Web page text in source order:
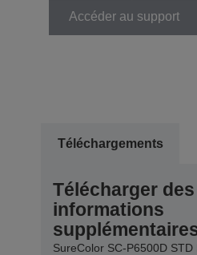
Accéder au support
Téléchargements
Télécharger des
informations
SureColor SC-P6500D STD